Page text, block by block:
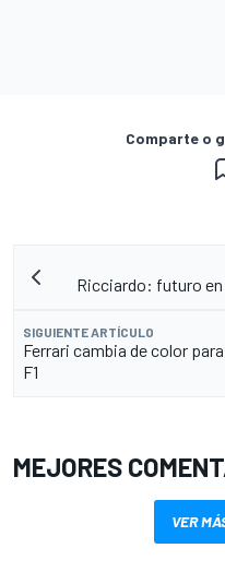
Comparte o
Ricciardo: futuro
SIGUIENTE ARTÍCULO
Ferrari cambia de color
F1
MEJORES
VER